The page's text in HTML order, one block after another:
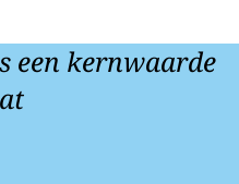
een kernwaarde